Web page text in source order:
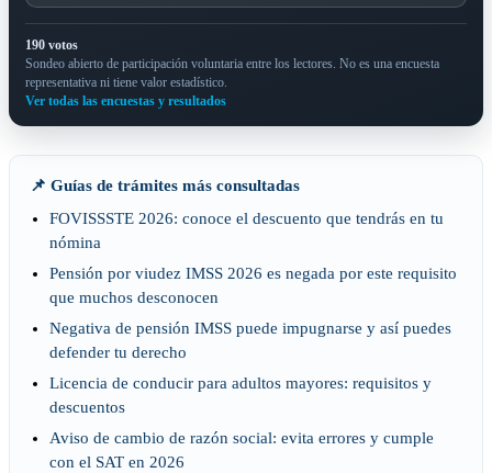
190 votos
Sondeo abierto de participación voluntaria entre los lectores. No es una encuesta
representativa ni tiene valor estadístico.
Ver todas las encuestas y resultados
📌 Guías de trámites más consultadas
FOVISSSTE 2026: conoce el descuento que tendrás en tu
nómina
Pensión por viudez IMSS 2026 es negada por este requisito
que muchos desconocen
Negativa de pensión IMSS puede impugnarse y así puedes
defender tu derecho
Licencia de conducir para adultos mayores: requisitos y
descuentos
Aviso de cambio de razón social: evita errores y cumple
con el SAT en 2026